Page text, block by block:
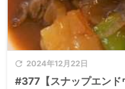
 2024年12月22日
#377【スナップエンド